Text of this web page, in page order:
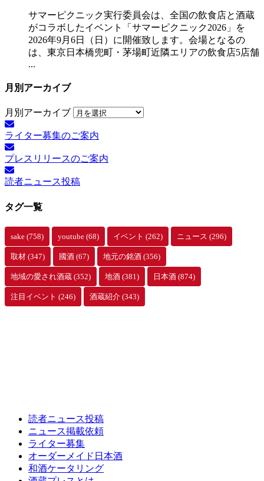
サマーピクニック実⾏委員会は、全国の飲⾷店と酒蔵
がコラボしたイベント「サマーピクニック2026」を
2026年9月6日（日）に開催致します。会場となるの
は、東京日本橋兜町・茅場町近隣エリアの飲食店5店舗
...
月別アーカイブ
月別アーカイブ
ライター募集のご案内
プレスリリースのご案内
読者ニュース投稿
タグ一覧
sake (758) youtube (68) イベント (262) ニュース (296)
取材 (347) 國酒 (67) 地元の銘酒 (356)
地域の愛され酒蔵 (352) 地酒 (381) 日本酒 (874)
注目イベント (246) 酒蔵紹介 (343)
読者ニュース投稿
ニュース掲載依頼
ライター募集
オーダーメイド日本酒
和酒ケータリング